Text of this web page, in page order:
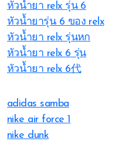
หัวน้ำยา relx รุ่น 6
หัวน้ำยารุ่น 6 ของ relx
หัวน้ำยา relx รุ่นหก
หัวน้ำยา relx 6 รุ่น
หัวน้ำยา relx 6代
adidas samba
nike air force 1
nike dunk